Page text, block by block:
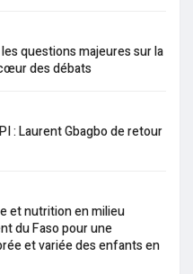
questions majeures sur la
des débats
: Laurent Gbagbo de retour
et nutrition en milieu
du Faso pour une
et variée des enfants en